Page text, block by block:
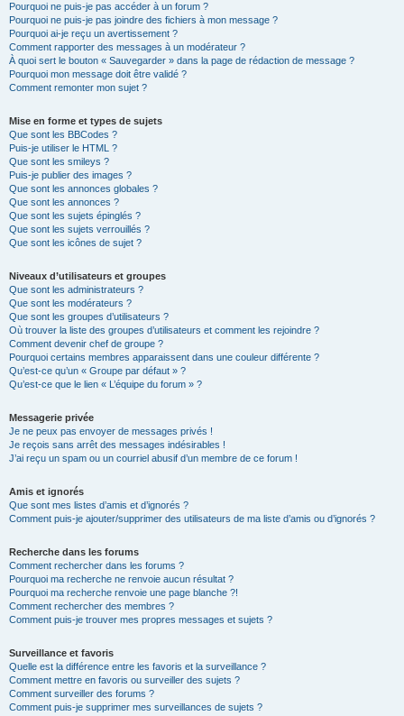
Pourquoi ne puis-je pas accéder à un forum ?
Pourquoi ne puis-je pas joindre des fichiers à mon message ?
Pourquoi ai-je reçu un avertissement ?
Comment rapporter des messages à un modérateur ?
À quoi sert le bouton « Sauvegarder » dans la page de rédaction de message ?
Pourquoi mon message doit être validé ?
Comment remonter mon sujet ?
Mise en forme et types de sujets
Que sont les BBCodes ?
Puis-je utiliser le HTML ?
Que sont les smileys ?
Puis-je publier des images ?
Que sont les annonces globales ?
Que sont les annonces ?
Que sont les sujets épinglés ?
Que sont les sujets verrouillés ?
Que sont les icônes de sujet ?
Niveaux d’utilisateurs et groupes
Que sont les administrateurs ?
Que sont les modérateurs ?
Que sont les groupes d’utilisateurs ?
Où trouver la liste des groupes d’utilisateurs et comment les rejoindre ?
Comment devenir chef de groupe ?
Pourquoi certains membres apparaissent dans une couleur différente ?
Qu’est-ce qu’un « Groupe par défaut » ?
Qu’est-ce que le lien « L’équipe du forum » ?
Messagerie privée
Je ne peux pas envoyer de messages privés !
Je reçois sans arrêt des messages indésirables !
J’ai reçu un spam ou un courriel abusif d’un membre de ce forum !
Amis et ignorés
Que sont mes listes d’amis et d’ignorés ?
Comment puis-je ajouter/supprimer des utilisateurs de ma liste d’amis ou d’ignorés ?
Recherche dans les forums
Comment rechercher dans les forums ?
Pourquoi ma recherche ne renvoie aucun résultat ?
Pourquoi ma recherche renvoie une page blanche ?!
Comment rechercher des membres ?
Comment puis-je trouver mes propres messages et sujets ?
Surveillance et favoris
Quelle est la différence entre les favoris et la surveillance ?
Comment mettre en favoris ou surveiller des sujets ?
Comment surveiller des forums ?
Comment puis-je supprimer mes surveillances de sujets ?